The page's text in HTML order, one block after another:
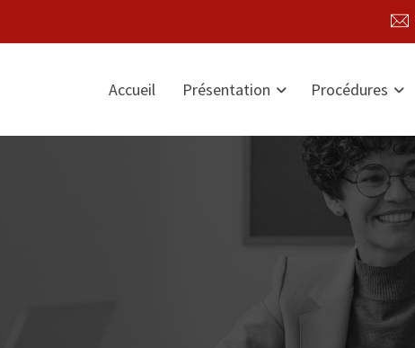
Accueil Présentation Procédures